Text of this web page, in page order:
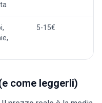
5-15€
come leggerli)